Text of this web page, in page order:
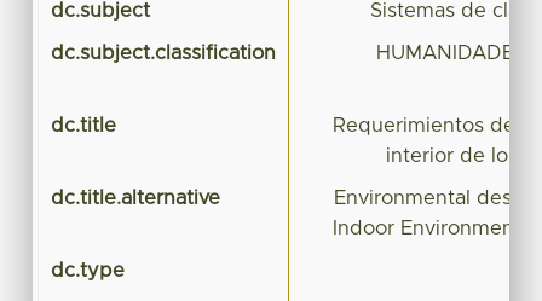
dc.subject Sistemas de
dc.subject.classification HUMANIDADES
dc.title
Requerimientos de
interior de los
dc.title.alternative
Environmental
Indoor
dc.type